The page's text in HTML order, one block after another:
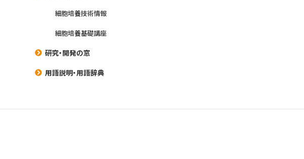
細胞培養技術情報
細胞培養基礎講座
研究・開発の窓
用語説明・用語辞典